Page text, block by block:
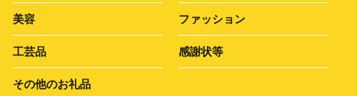
美容 ファッション
工芸品 感謝状等
その他のお礼品